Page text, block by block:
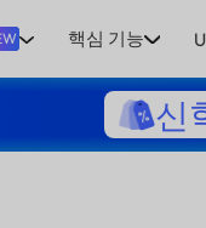
핵심 기능
신